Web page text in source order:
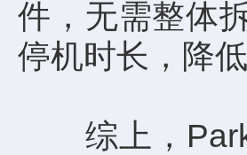
件，无需整体
停机时长，降
综上，